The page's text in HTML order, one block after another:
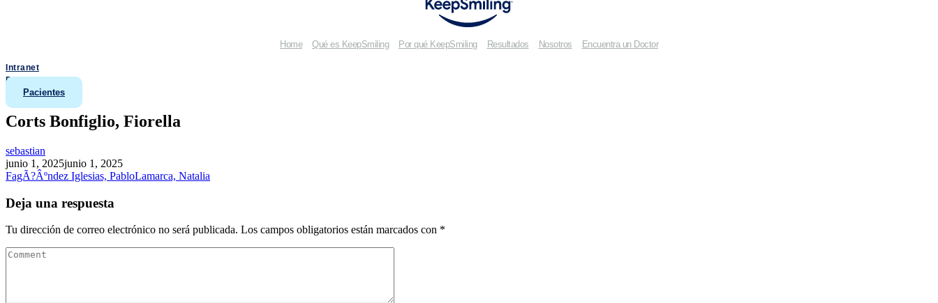
Home Qué es KeepSmiling Por qué KeepSmiling Resultados Nosotros Encuentra un Doctor
Intranet
Doctores
Pacientes
Corts Bonfiglio, Fiorella
sebastian
junio 1, 2025junio 1, 2025
FagÃ?Âºndez Iglesias, PabloLamarca, Natalia
Deja una respuesta
Tu dirección de correo electrónico no será publicada. Los campos obligatorios están marcados con *